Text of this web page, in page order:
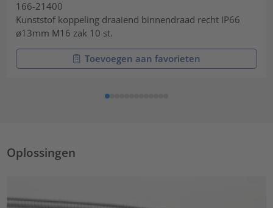
166-21400
Kunststof koppeling draaiend binnendraad recht IP66
ø13mm M16 zak 10 st.
Toevoegen aan favorieten
Oplossingen